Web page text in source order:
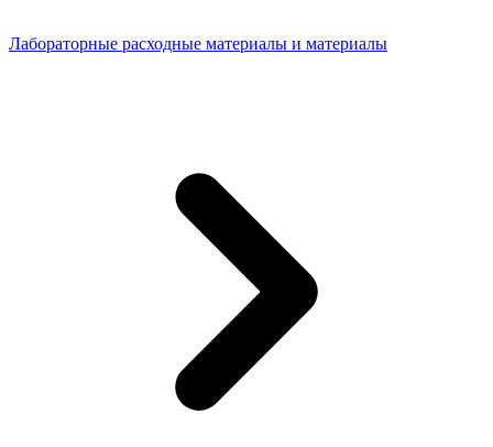
Лабораторные расходные материалы и материалы